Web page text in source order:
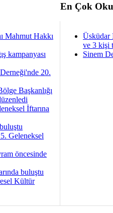
En Çok
Mahmut Hakkı
kampanyası
20.
Başkanlığı
İftarına
Geleneksel
öncesinde
buluştu
Kültür
Üsküdar
ve 3 kişi
Sinem